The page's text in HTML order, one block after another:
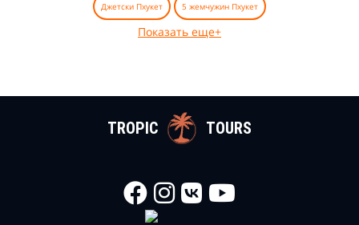
Джетски Пхукет 5 жемчужин Пхукет
Показать еще+
TROPIC TOURS